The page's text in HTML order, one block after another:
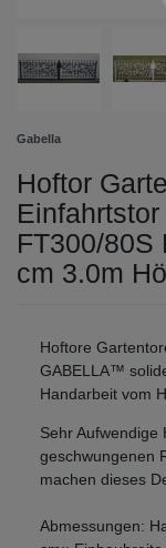
Gabella
Hoftor
FT300/80S
cm 3.0m
Hoftore
GABELLA™
Handarbeit vom
Sehr Aufwendige
geschwungenen
machen dieses
Abmessungen: